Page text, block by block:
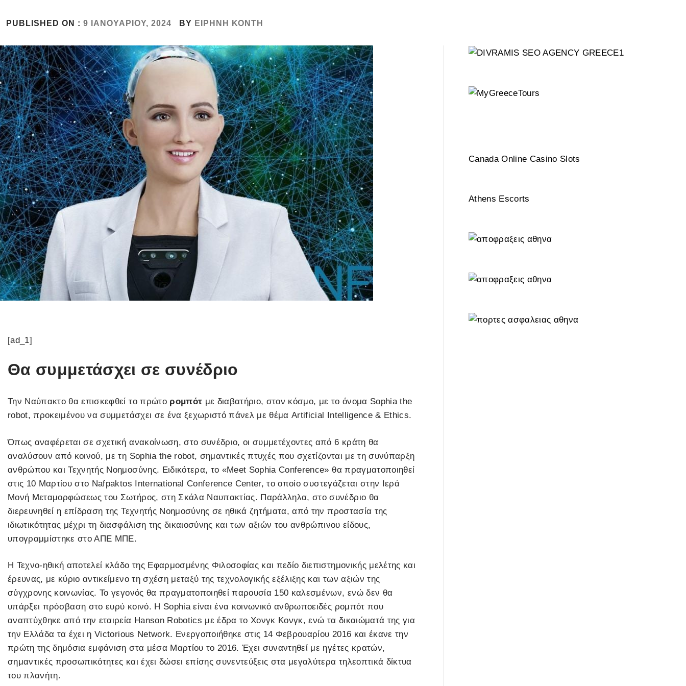
PUBLISHED ON : 9 ΙΑΝΟΥΑΡΊΟΥ, 2024 BY ΕΙΡΉΝΗ ΚΌΝΤΗ
[ad_1]
Θα συμμετάσχει σε συνέδριο
Την Ναύπακτο θα επισκεφθεί το πρώτο ρομπότ με διαβατήριο, στον κόσμο, με το όνομα Sophia the
robot, προκειμένου να συμμετάσχει σε ένα ξεχωριστό πάνελ με θέμα Artificial Intelligence & Ethics.
Όπως αναφέρεται σε σχετική ανακοίνωση, στο συνέδριο, οι συμμετέχοντες από 6 κράτη θα
αναλύσουν από κοινού, με τη Sophia the robot, σημαντικές πτυχές που σχετίζονται με τη συνύπαρξη
ανθρώπου και Τεχνητής Νοημοσύνης. Ειδικότερα, το «Meet Sophia Conference» θα πραγματοποιηθεί
στις 10 Μαρτίου στο Nafpaktos International Conference Center, το οποίο συστεγάζεται στην Ιερά
Μονή Μεταμορφώσεως του Σωτήρος, στη Σκάλα Ναυπακτίας. Παράλληλα, στο συνέδριο θα
διερευνηθεί η επίδραση της Τεχνητής Νοημοσύνης σε ηθικά ζητήματα, από την προστασία της
ιδιωτικότητας μέχρι τη διασφάλιση της δικαιοσύνης και των αξιών του ανθρώπινου είδους,
υπογραμμίστηκε στο ΑΠΕ ΜΠΕ.
Η Τεχνο-ηθική αποτελεί κλάδο της Εφαρμοσμένης Φιλοσοφίας και πεδίο διεπιστημονικής μελέτης και
έρευνας, με κύριο αντικείμενο τη σχέση μεταξύ της τεχνολογικής εξέλιξης και των αξιών της
σύγχρονης κοινωνίας. Το γεγονός θα πραγματοποιηθεί παρουσία 150 καλεσμένων, ενώ δεν θα
υπάρξει πρόσβαση στο ευρύ κοινό. Η Sophia είναι ένα κοινωνικό ανθρωποειδές ρομπότ που
αναπτύχθηκε από την εταιρεία Hanson Robotics με έδρα το Χονγκ Κονγκ, ενώ τα δικαιώματά της για
την Ελλάδα τα έχει η Victorious Network. Ενεργοποιήθηκε στις 14 Φεβρουαρίου 2016 και έκανε την
πρώτη της δημόσια εμφάνιση στα μέσα Μαρτίου το 2016. Έχει συναντηθεί με ηγέτες κρατών,
σημαντικές προσωπικότητες και έχει δώσει επίσης συνεντεύξεις στα μεγαλύτερα τηλεοπτικά δίκτυα
του πλανήτη.
Canada Online Casino Slots
Athens Escorts